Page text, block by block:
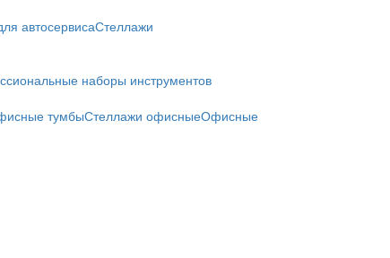
автосервисаСтеллажи
наборы инструментов
тумбыСтеллажи офисныеОфисные